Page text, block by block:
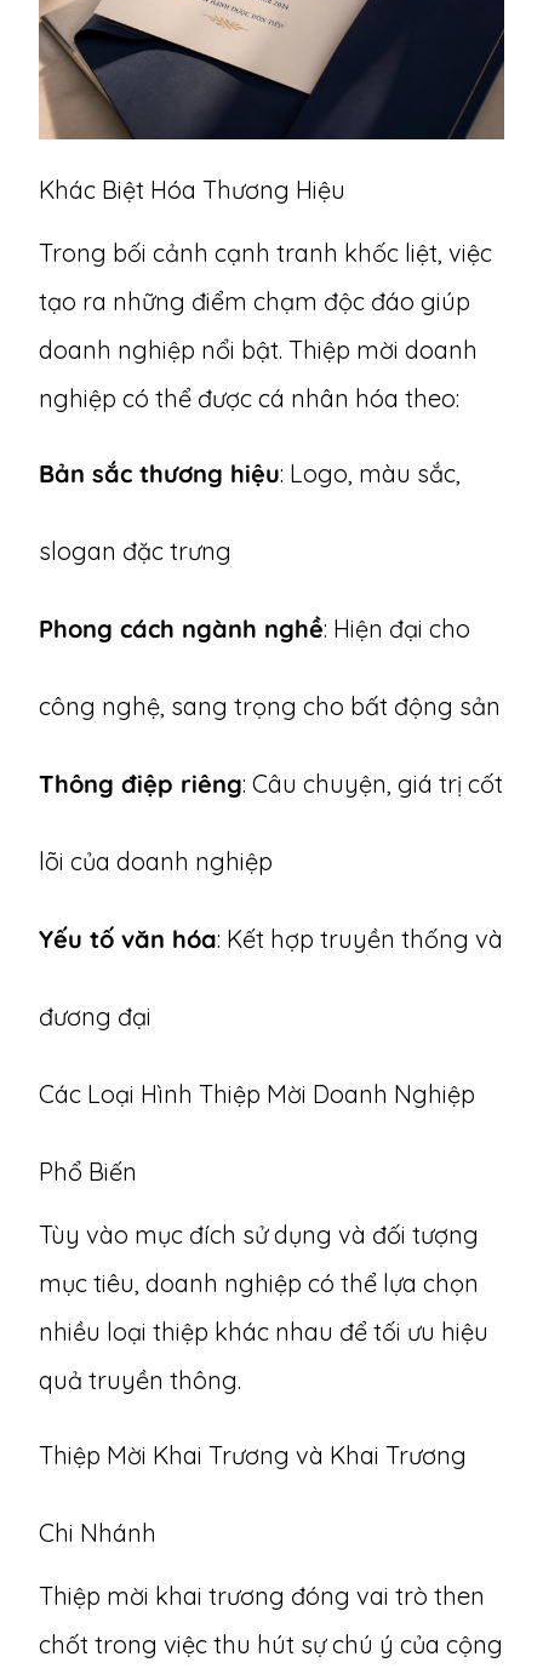
Khác Biệt Hóa Thương Hiệu
Trong bối cảnh cạnh tranh khốc liệt, việc
tạo ra những điểm chạm độc đáo giúp
doanh nghiệp nổi bật. Thiệp mời doanh
nghiệp có thể được cá nhân hóa theo:
Bản sắc thương hiệu: Logo, màu sắc,
slogan đặc trưng
Phong cách ngành nghề: Hiện đại cho
công nghệ, sang trọng cho bất động sản
Thông điệp riêng: Câu chuyện, giá trị cốt
lõi của doanh nghiệp
Yếu tố văn hóa: Kết hợp truyền thống và
đương đại
Các Loại Hình Thiệp Mời Doanh Nghiệp
Phổ Biến
Tùy vào mục đích sử dụng và đối tượng
mục tiêu, doanh nghiệp có thể lựa chọn
nhiều loại thiệp khác nhau để tối ưu hiệu
quả truyền thông.
Thiệp Mời Khai Trương và Khai Trương
Chi Nhánh
Thiệp mời khai trương đóng vai trò then
chốt trong việc thu hút sự chú ý của cộng